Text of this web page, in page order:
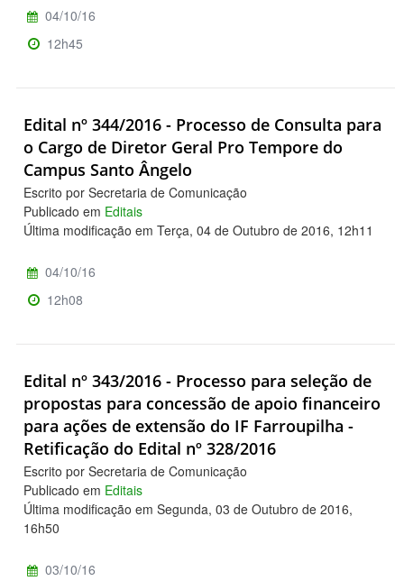
04/10/16
12h45
Edital nº 344/2016 - Processo de Consulta para
o Cargo de Diretor Geral Pro Tempore do
Campus Santo Ângelo
Escrito por Secretaria de Comunicação
Publicado em Editais
Última modificação em Terça, 04 de Outubro de 2016, 12h11
04/10/16
12h08
Edital nº 343/2016 - Processo para seleção de
propostas para concessão de apoio financeiro
para ações de extensão do IF Farroupilha -
Retificação do Edital nº 328/2016
Escrito por Secretaria de Comunicação
Publicado em Editais
Última modificação em Segunda, 03 de Outubro de 2016,
16h50
03/10/16